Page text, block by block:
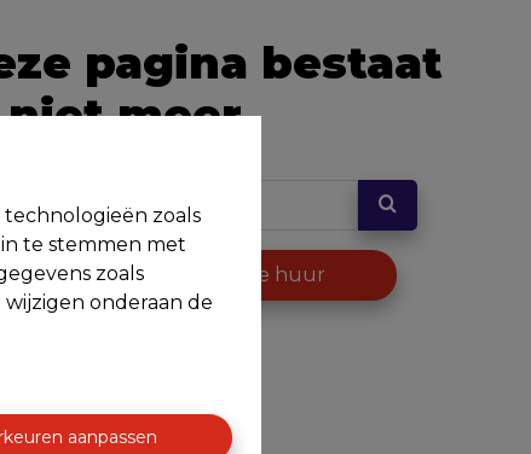
zoals
te stemmen met
zoals
onderaan de
aanpassen
pagina bestaat
niet meer
Te huur